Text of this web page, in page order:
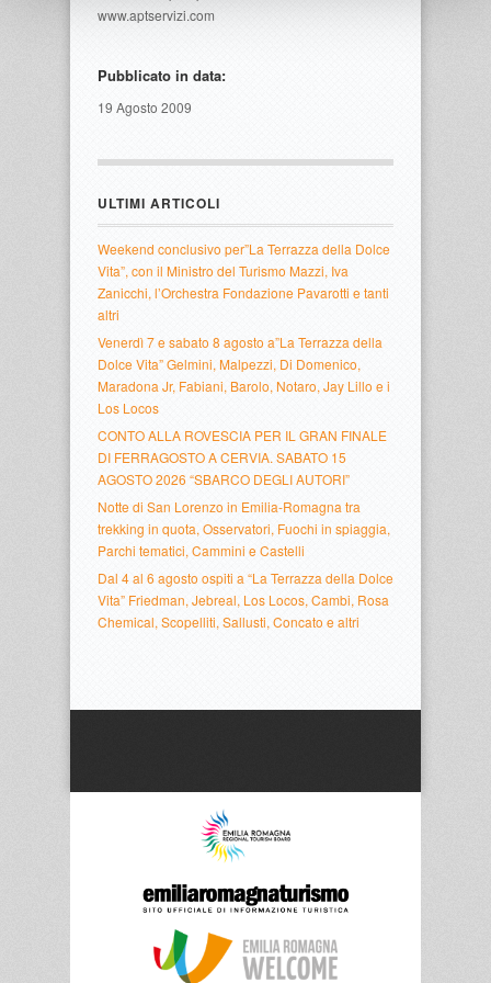
www.aptservizi.com
Pubblicato in data:
19 Agosto 2009
ULTIMI ARTICOLI
Weekend conclusivo per”La Terrazza della Dolce
Vita”, con il Ministro del Turismo Mazzi, Iva
Zanicchi, l’Orchestra Fondazione Pavarotti e tanti
altri
Venerdì 7 e sabato 8 agosto a”La Terrazza della
Dolce Vita” Gelmini, Malpezzi, Di Domenico,
Maradona Jr, Fabiani, Barolo, Notaro, Jay Lillo e i
Los Locos
CONTO ALLA ROVESCIA PER IL GRAN FINALE
DI FERRAGOSTO A CERVIA. SABATO 15
AGOSTO 2026 “SBARCO DEGLI AUTORI”
Notte di San Lorenzo in Emilia-Romagna tra
trekking in quota, Osservatori, Fuochi in spiaggia,
Parchi tematici, Cammini e Castelli
Dal 4 al 6 agosto ospiti a “La Terrazza della Dolce
Vita” Friedman, Jebreal, Los Locos, Cambi, Rosa
Chemical, Scopelliti, Sallusti, Concato e altri